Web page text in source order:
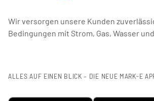
Wir versorgen unsere Kunden
Bedingungen mit Strom, Gas, Wasser und
ALLES AUF EINEN BLICK – DIE NEUE MARK-E